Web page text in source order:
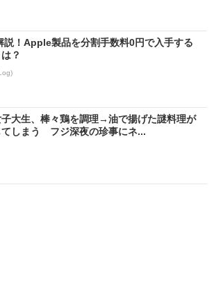
説！Apple製品を分割手数料0円で入手する
？
大生、棒々鶏を調理→油で揚げた謎料理が
てしまう フジ深夜の珍事にネ...